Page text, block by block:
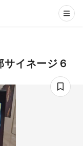
イネージ６